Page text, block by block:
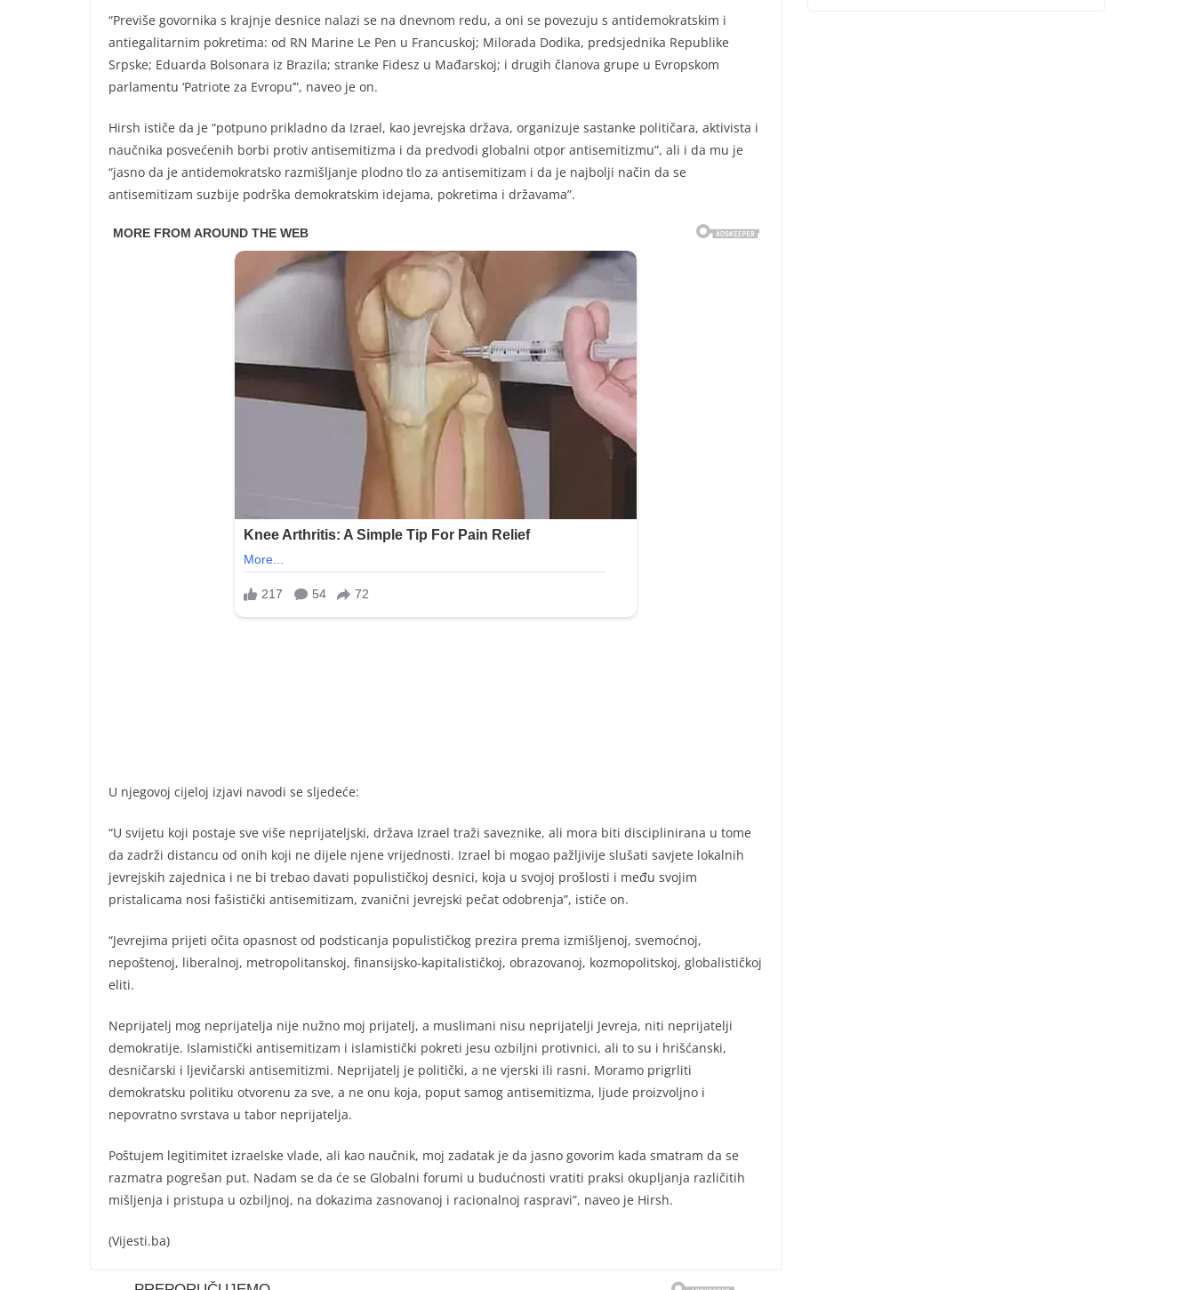
“Previše govornika s krajnje desnice nalazi se na dnevnom redu, a oni se povezuju s antidemokratskim i
antiegalitarnim pokretima: od RN Marine Le Pen u Francuskoj; Milorada Dodika, predsjednika Republike
Srpske; Eduarda Bolsonara iz Brazila; stranke Fidesz u Mađarskoj; i drugih članova grupe u Evropskom
parlamentu ‘Patriote za Evropu’”, naveo je on.
Hirsh ističe da je “potpuno prikladno da Izrael, kao jevrejska država, organizuje sastanke političara, aktivista i
naučnika posvećenih borbi protiv antisemitizma i da predvodi globalni otpor antisemitizmu”, ali i da mu je
“jasno da je antidemokratsko razmišljanje plodno tlo za antisemitizam i da je najbolji način da se
antisemitizam suzbije podrška demokratskim idejama, pokretima i državama”.
U njegovoj cijeloj izjavi navodi se sljedeće:
“U svijetu koji postaje sve više neprijateljski, država Izrael traži saveznike, ali mora biti disciplinirana u tome
da zadrži distancu od onih koji ne dijele njene vrijednosti. Izrael bi mogao pažljivije slušati savjete lokalnih
jevrejskih zajednica i ne bi trebao davati populističkoj desnici, koja u svojoj prošlosti i među svojim
pristalicama nosi fašistički antisemitizam, zvanični jevrejski pečat odobrenja”, ističe on.
“Jevrejima prijeti očita opasnost od podsticanja populističkog prezira prema izmišljenoj, svemoćnoj,
nepoštenoj, liberalnoj, metropolitanskoj, finansijsko-kapitalističkoj, obrazovanoj, kozmopolitskoj, globalističkoj
eliti.
Neprijatelj mog neprijatelja nije nužno moj prijatelj, a muslimani nisu neprijatelji Jevreja, niti neprijatelji
demokratije. Islamistički antisemitizam i islamistički pokreti jesu ozbiljni protivnici, ali to su i hrišćanski,
desničarski i ljevičarski antisemitizmi. Neprijatelj je politički, a ne vjerski ili rasni. Moramo prigrliti
demokratsku politiku otvorenu za sve, a ne onu koja, poput samog antisemitizma, ljude proizvoljno i
nepovratno svrstava u tabor neprijatelja.
Poštujem legitimitet izraelske vlade, ali kao naučnik, moj zadatak je da jasno govorim kada smatram da se
razmatra pogrešan put. Nadam se da će se Globalni forumi u budućnosti vratiti praksi okupljanja različitih
mišljenja i pristupa u ozbiljnoj, na dokazima zasnovanoj i racionalnoj raspravi”, naveo je Hirsh.
(Vijesti.ba)